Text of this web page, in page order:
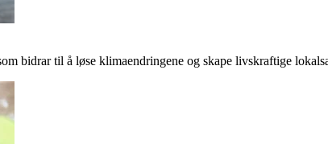
bidrar til å løse klimaendringene og skape livskraftige